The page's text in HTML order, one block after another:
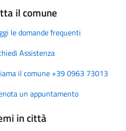
il comune
le domande frequenti
Assistenza
il comune +39 0963 73013
un appuntamento
in città